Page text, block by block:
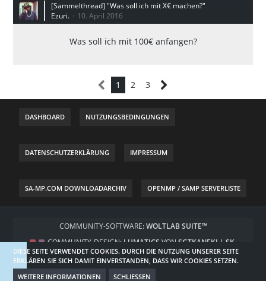
[Sammelthread] "Was soll ich mit X€ machen?"
Ezuri.
10. April 2016
Was soll ich mit 100€ anfangen?
1 2 3
DASHBOARD NUTZUNGSBEDINGUNGEN
DATENSCHUTZERKLÄRUNG IMPRESSUM
SA-MP.COM DOWNLOADARCHIV OPENMP / SAMP SERVERLISTE
COMMUNITY-SOFTWARE:WOLTLAB SUITE™
COMMUNITY-DESIGN: LUMATICS VON SGTKANEKI | SK-
DESIGNZ.DE
DIESE SEITE VERWENDET COOKIES. DURCH DIE NUTZUNG UNSERER SEITE
ERKLÄREN SIE SICH DAMIT EINVERSTANDEN, DASS WIR COOKIES SETZEN.
WEITERE INFORMATIONEN
SCHLIESSEN